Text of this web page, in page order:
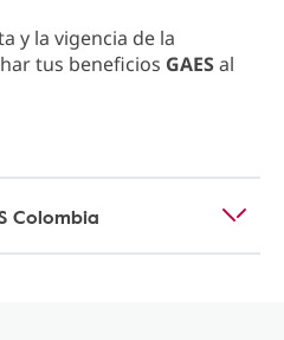
y la vigencia de la
tus beneficios GAESal
Colombia